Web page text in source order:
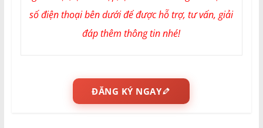
số điện thoại bên dưới để được hỗ trợ, tư vấn, giải
đáp thêm thông tin nhé!
ĐĂNG KÝ NGAY